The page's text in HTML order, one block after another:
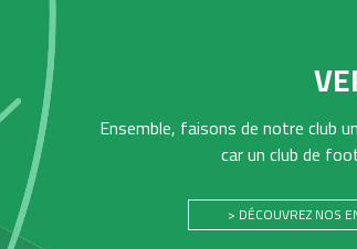
Ensemble, faisons de notre club
car un club de
> DÉCOUVREZ NOS